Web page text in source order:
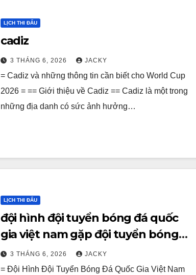
LỊCH THI ĐẤU
cadiz
3 THÁNG 6, 2026 JACKY
= Cadiz và những thông tin cần biết cho World Cup
2026 = == Giới thiệu về Cadiz == Cadiz là một trong
những địa danh có sức ảnh hưởng…
LỊCH THI ĐẤU
đội hình đội tuyển bóng đá quốc
gia việt nam gặp đội tuyển bóng
đá quốc gia malaysia
3 THÁNG 6, 2026 JACKY
= Đội Hình Đội Tuyển Bóng Đá Quốc Gia Việt Nam